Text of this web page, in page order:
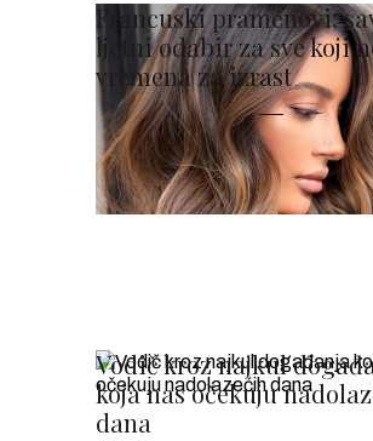
Francuski pramenovi:
ljetni odabir za sve koji
vremena za izrast
Vodič kroz najkul
koja nas očekuju
dana